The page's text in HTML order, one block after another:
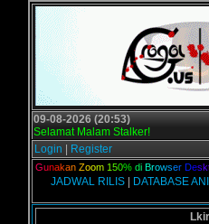
09-08-2026 (20:53)
Selamat Malam Stalker!
Login
Register
unakan Z oom 150% di B rowser D eskto
JADWAL RILIS| DATABASE